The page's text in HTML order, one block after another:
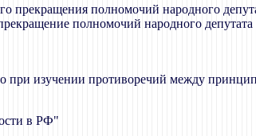
прекращения полномочий народного
полномочий народного
при изучении противоречий между
в РФ"